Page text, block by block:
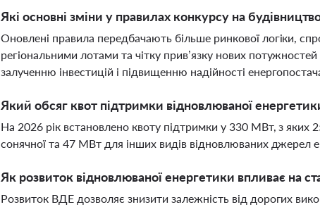
Які основні зміни у правилах конкурсу на будівництво
Оновлені правила передбачають більше ринкової логіки,
регіональними лотами та чітку прив’язку нових
залученню інвестицій і підвищенню надійності
Який обсяг квот підтримки відновлюваної
На 2026 рік встановлено квоту підтримки у 330 МВт, з яких
сонячної та 47 МВт для інших видів відновлюваних джерел
Як розвиток відновлюваної енергетики впливає на
Розвиток ВДЕ дозволяє знизити залежність від дорогих